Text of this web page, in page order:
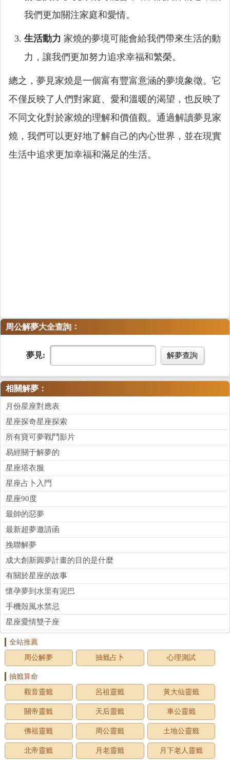
我們更加關注家庭和愛情。
生活動力 家燒的夢境可能會給我們帶來生活的動
力，讓我們更加努力追求幸福和繁榮。
總之，夢見家燒是一個富有豐富意涵的夢境象徵。它
不僅反映了人們對家庭、愛和溫暖的渴望，也反映了
不同文化對於家燒的理解和價值觀。通過解讀夢見家
燒，我們可以更好地了解自己的內心世界，並在現實
生活中追求更加幸福和滿足的生活。
周公解夢大全查詢 ：
夢見: 解夢查詢
相關解夢：
月份星座對應表
星座探奇星座探索
所有寶可夢戰鬥影片
易經關于解夢的
星座塔衣服
星座占卜入門
星座90度
最帥的惡夢
最新超夢邀請函
挽聯解夢
成大創新圓夢計畫的目的是什麼
有關於星座的故事
懷孕夢到水里有泥巴
手機殼風水禁忌
星座愛情雙子座
全站推薦
周公解夢
抽籤占卜 心理測試
抽籤算命
觀音靈籤
呂祖靈籤 黃大仙靈籤
關帝靈籤 天后靈籤 車公靈籤
佛祖靈籤 周公靈籤 土地公靈籤
北帝靈籤 月老靈籤 月下老人靈籤